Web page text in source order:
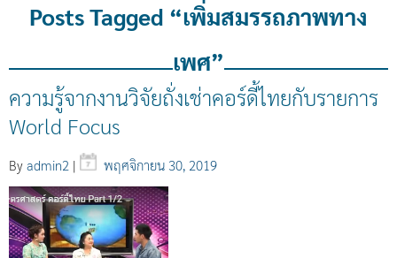
Posts Tagged “เพิ่มสมรรถภาพทาง
เพศ”
ความรู้จากงานวิจัยถั่งเช่าคอร์ดี้ไทยกับรายการ
World Focus
By admin2 | พฤศจิกายน 30, 2019